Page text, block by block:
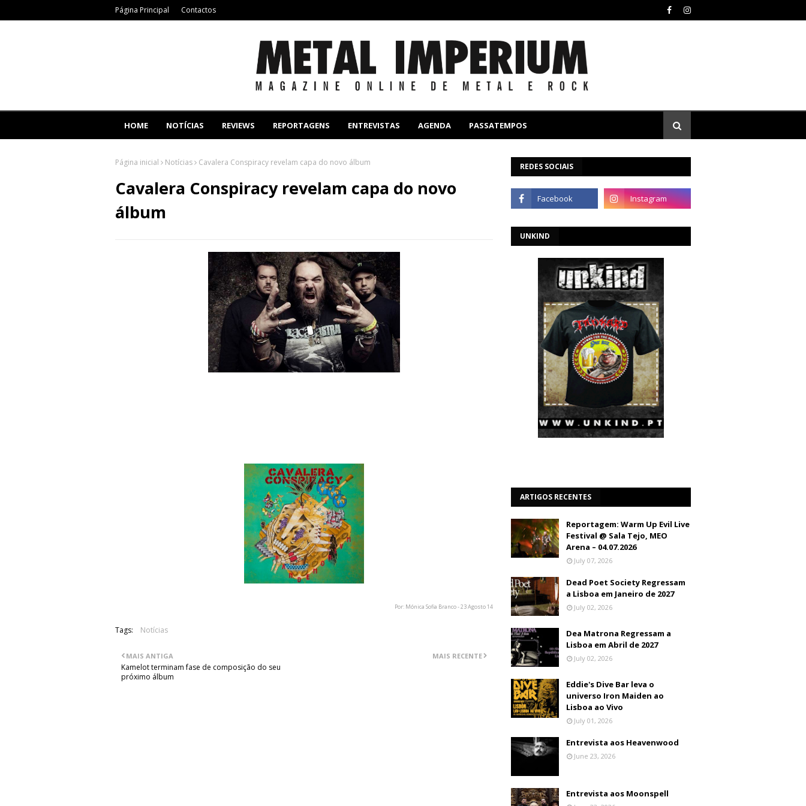
Página Principal Contactos
HOME NOTÍCIAS REVIEWS REPORTAGENS ENTREVISTAS AGENDA PASSATEMPOS
Página inicial Notícias Cavalera Conspiracy revelam capa do novo álbum
Cavalera Conspiracy revelam capa do novo
álbum
Por: Mónica Sofia Branco - 23 Agosto 14
Tags: Notícias
MAIS RECENTE
MAIS ANTIGA
Kamelot terminam fase de composição do seu
próximo álbum
REDES SOCIAIS
UNKIND
ARTIGOS RECENTES
Reportagem: Warm Up Evil Live
Festival @ Sala Tejo, MEO
Arena – 04.07.2026
July 07, 2026
Dead Poet Society Regressam
a Lisboa em Janeiro de 2027
July 02, 2026
Dea Matrona Regressam a
Lisboa em Abril de 2027
July 02, 2026
Eddie's Dive Bar leva o
universo Iron Maiden ao
Lisboa ao Vivo
July 01, 2026
Entrevista aos Heavenwood
June 23, 2026
Entrevista aos Moonspell